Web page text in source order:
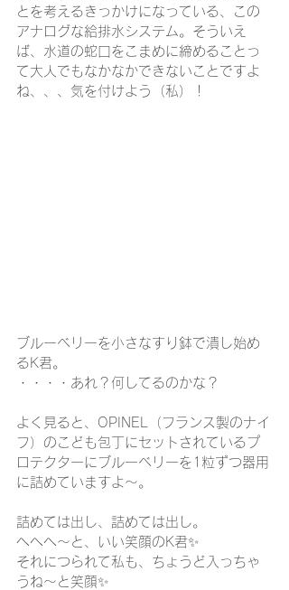
とを考えるきっかけになっている、この
アナログな給排水システム。そういえ
ば、水道の蛇口をこまめに締めることっ
て大人でもなかなかできないことですよ
ね、、、気を付けよう（私）！
ブルーベリーを小さなすり鉢で潰し始め
るK君。
・・・・あれ？何してるのかな？
よく見ると、OPINEL（フランス製のナイ
フ）のこども包丁にセットされているプ
ロテクターにブルーベリーを1粒ずつ器用
に詰めていますよ～。
詰めては出し、詰めては出し。
へへへ～と、いい笑顔のK君✨
それにつられて私も、ちょうど入っちゃ
うね～と笑顔✨